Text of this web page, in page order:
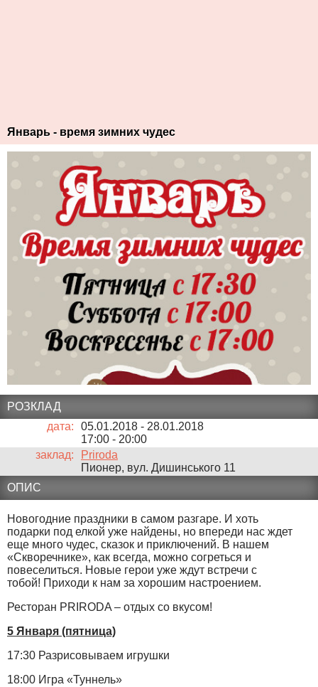
Январь - время зимних чудес
РОЗКЛАД
дата:
05.01.2018 - 28.01.2018
17:00 - 20:00
заклад:
Priroda
Пионер, вул. Дишинського 11
ОПИС
Новогодние праздники в самом разгаре. И хоть
подарки под елкой уже найдены, но впереди нас ждет
еще много чудес, сказок и приключений. В нашем
«Скворечнике», как всегда, можно согреться и
повеселиться. Новые герои уже ждут встречи с
тобой! Приходи к нам за хорошим настроением.
Ресторан PRIRODA – отдых со вкусом!
5 Января (пятница)
17:30 Разрисовываем игрушки
18:00 Игра «Туннель»